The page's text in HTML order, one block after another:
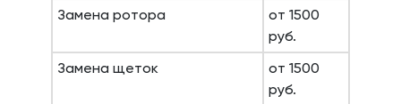
Замена ротора
от 1500
руб.
Замена щеток
от 1500
руб.